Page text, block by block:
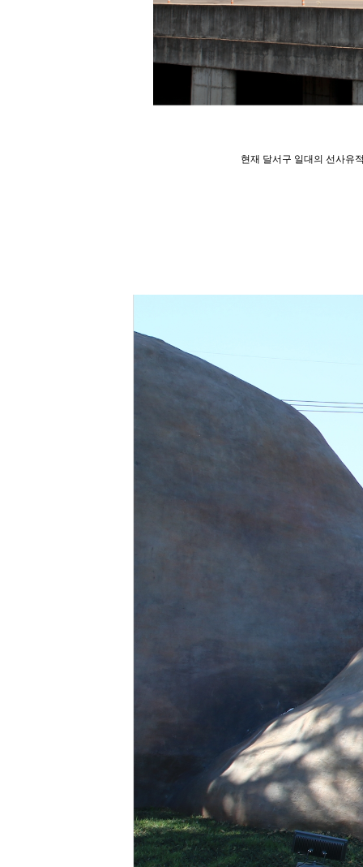
현재 달서구 일대의 선사유